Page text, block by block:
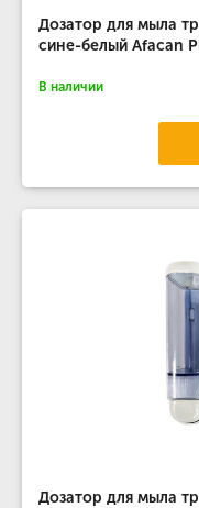
Дозатор для мыла
сине-белый Afacan
В наличии
Дозатор для мыла